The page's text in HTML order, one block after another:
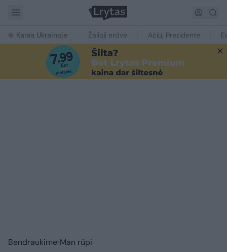
Karas Ukrainoje Žalioji erdvė Ačiū, Prezidente
Bendraukime Man rūpi